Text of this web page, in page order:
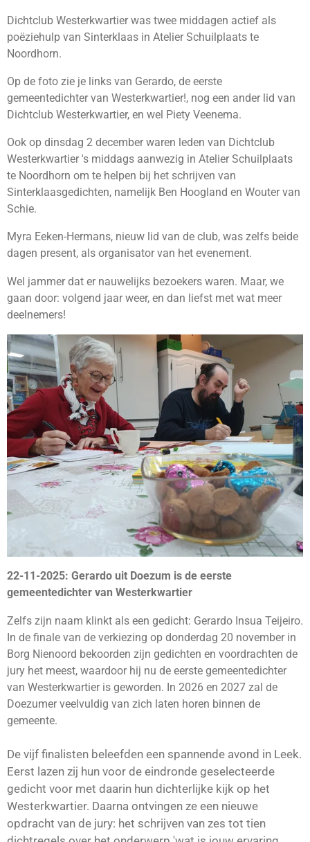
Dichtclub Westerkwartier was twee middagen actief als
poëziehulp van Sinterklaas in Atelier Schuilplaats te
Noordhorn.
Op de foto zie je links van Gerardo, de eerste
gemeentedichter van Westerkwartier!, nog een ander lid van
Dichtclub Westerkwartier, en wel Piety Veenema.
Ook op dinsdag 2 december waren leden van Dichtclub
Westerkwartier 's middags aanwezig in Atelier Schuilplaats
te Noordhorn om te helpen bij het schrijven van
Sinterklaasgedichten, namelijk Ben Hoogland en Wouter van
Schie.
Myra Eeken-Hermans, nieuw lid van de club, was zelfs beide
dagen present, als organisator van het evenement.
Wel jammer dat er nauwelijks bezoekers waren. Maar, we
gaan door: volgend jaar weer, en dan liefst met wat meer
deelnemers!
22-11-2025: Gerardo uit Doezum is de eerste
gemeentedichter van Westerkwartier
Zelfs zijn naam klinkt als een gedicht: Gerardo Insua Teijeiro.
In de finale van de verkiezing op donderdag 20 november in
Borg Nienoord bekoorden zijn gedichten en voordrachten de
jury het meest, waardoor hij nu de eerste gemeentedichter
van Westerkwartier is geworden. In 2026 en 2027 zal de
Doezumer veelvuldig van zich laten horen binnen de
gemeente.
De vijf finalisten beleefden een spannende avond in Leek.
Eerst lazen zij hun voor de eindronde geselecteerde
gedicht voor met daarin hun dichterlijke kijk op het
Westerkwartier. Daarna ontvingen ze een nieuwe
opdracht van de jury: het schrijven van zes tot tien